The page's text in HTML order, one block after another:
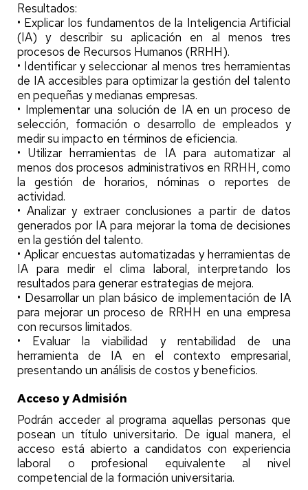
Resultados:
• Explicar los fundamentos de la Inteligencia Artificial
(IA) y describir su aplicación en al menos tres
procesos de Recursos Humanos (RRHH).
• Identificar y seleccionar al menos tres herramientas
de IA accesibles para optimizar la gestión del talento
en pequeñas y medianas empresas.
• Implementar una solución de IA en un proceso de
selección, formación o desarrollo de empleados y
medir su impacto en términos de eficiencia.
• Utilizar herramientas de IA para automatizar al
menos dos procesos administrativos en RRHH, como
la gestión de horarios, nóminas o reportes de
actividad.
• Analizar y extraer conclusiones a partir de datos
generados por IA para mejorar la toma de decisiones
en la gestión del talento.
• Aplicar encuestas automatizadas y herramientas de
IA para medir el clima laboral, interpretando los
resultados para generar estrategias de mejora.
• Desarrollar un plan básico de implementación de IA
para mejorar un proceso de RRHH en una empresa
con recursos limitados.
• Evaluar la viabilidad y rentabilidad de una
herramienta de IA en el contexto empresarial,
presentando un análisis de costos y beneficios.
Acceso y Admisión
Podrán acceder al programa aquellas personas que
posean un título universitario. De igual manera, el
acceso está abierto a candidatos con experiencia
laboral o profesional equivalente al nivel
competencial de la formación universitaria.